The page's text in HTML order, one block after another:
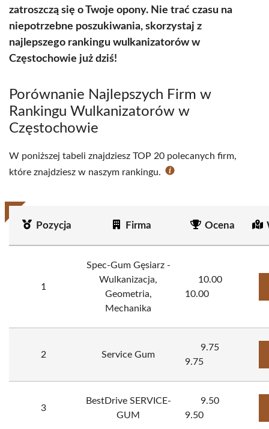
zatroszczą się o Twoje opony. Nie trać czasu na
niepotrzebne poszukiwania, skorzystaj z
najlepszego rankingu wulkanizatorów w
Częstochowie już dziś!
Porównanie Najlepszych Firm w
Rankingu Wulkanizatorów w
Częstochowie
W poniższej tabeli znajdziesz TOP 20 polecanych firm,
które znajdziesz w naszym rankingu.
Pozycja Firma Ocena
1
Spec-Gum Gęsiarz -
Wulkanizacja,
Geometria,
Mechanika
10.00
10.00
2 Service Gum
9.75
9.75
3
BestDrive SERVICE-
GUM
9.50
9.50